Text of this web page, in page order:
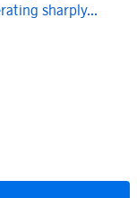
sharply...